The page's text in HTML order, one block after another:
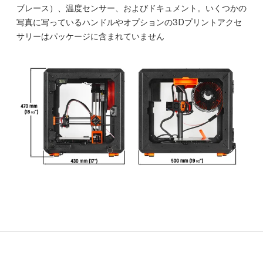
ブレース）、温度センサー、およびドキュメント。いくつかの
写真に写っているハンドルやオプションの3Dプリントアクセ
サリーはパッケージに含まれていません